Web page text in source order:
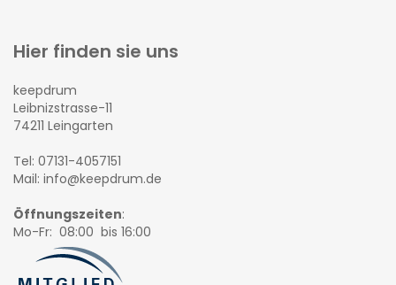
Hier finden sie uns
keepdrum
Leibnizstrasse-11
74211 Leingarten
Tel: 07131-4057151
Mail: info@keepdrum.de
Öffnungszeiten:
Mo-Fr: 08:00 bis 16:00